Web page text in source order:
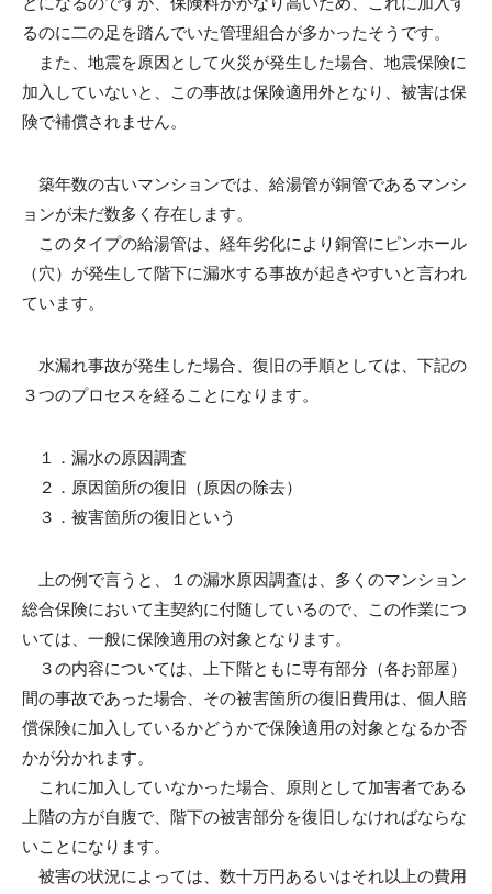
るのに二の足を踏んでいた管理組合が多かったそうです。
また、地震を原因として火災が発生した場合、地震保険に
加入していないと、この事故は保険適用外となり、被害は保
険で補償されません。
築年数の古いマンションでは、給湯管が銅管であるマンシ
ョンが未だ数多く存在します。
このタイプの給湯管は、経年劣化により銅管にピンホール
（穴）が発生して階下に漏水する事故が起きやすいと言われ
ています。
水漏れ事故が発生した場合、復旧の手順としては、下記の
３つのプロセスを経ることになります。
１．漏水の原因調査
２．原因箇所の復旧（原因の除去）
３．被害箇所の復旧という
上の例で言うと、１の漏水原因調査は、多くのマンション
総合保険において主契約に付随しているので、この作業につ
いては、一般に保険適用の対象となります。
３の内容については、上下階ともに専有部分（各お部屋）
間の事故であった場合、その被害箇所の復旧費用は、個人賠
償保険に加入しているかどうかで保険適用の対象となるか否
かが分かれます。
これに加入していなかった場合、原則として加害者である
上階の方が自腹で、階下の被害部分を復旧しなければならな
いことになります。
被害の状況によっては、数十万円あるいはそれ以上の費用